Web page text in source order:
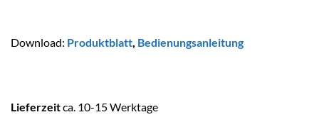
Download: Produktblatt Bedienungsanleitung
Lieferzeitca. 10-15 Werktage